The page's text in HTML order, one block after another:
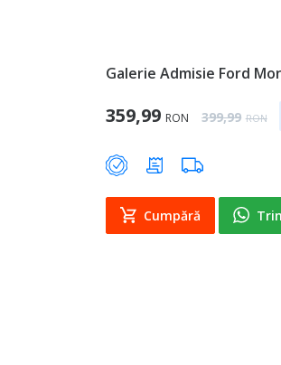
Galerie Admisie Ford
Special Price
359,99 RON Regular
399,99 RON
Cumpără